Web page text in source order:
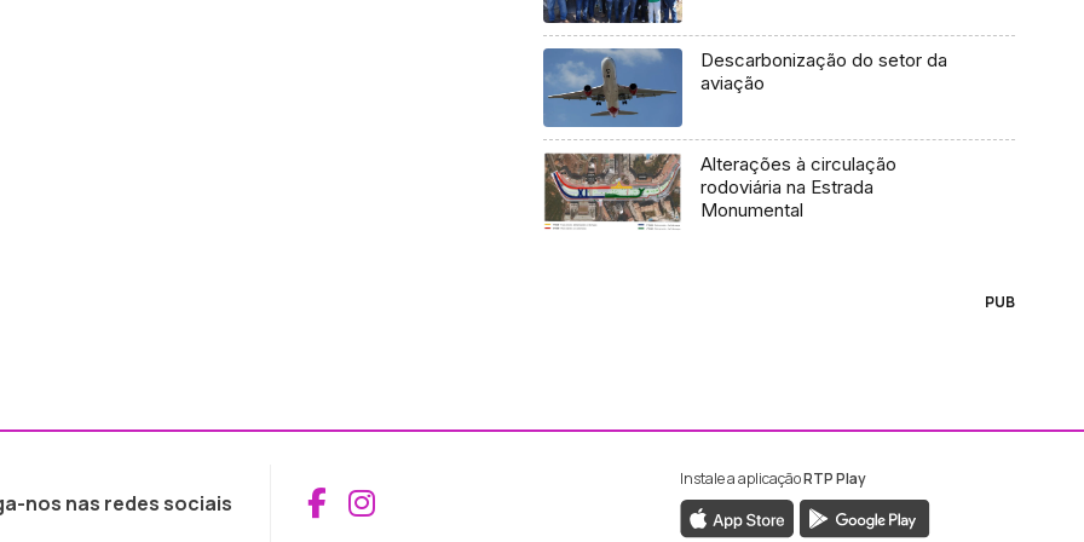
Descarbonização do setor da
aviação
Alterações à circulação
rodoviária na Estrada
Monumental
PUB
nos nas redes sociais Aceder ao Facebook da RTP Madeira
Aceder ao Instagram da RTP Madeira
Instale a aplicaçãoRTP Play